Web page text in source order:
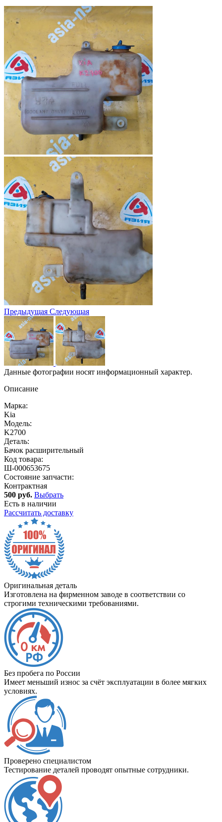
Предыдущая Следующая
Данные фотографии носят информационный характер.
Описание
Марка:
Kia
Модель:
K2700
Деталь:
Бачок расширительный
Код товара:
Ш-000653675
Состояние запчасти:
Контрактная
500 руб. Выбрать
Есть в наличии
Рассчитать доставку
Оригинальная деталь
Изготовлена на фирменном заводе в соответствии со
строгими техническими требованиями.
Без пробега по России
Имеет меньший износ за счёт эксплуатации в более мягких
условиях.
Проверено специалистом
Тестирование деталей проводят опытные сотрудники.